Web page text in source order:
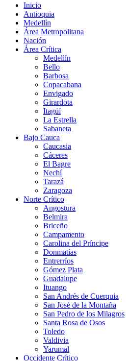
Inicio
Antioquia
Medellín
Área Metropolitana
Nación
Área Crítica
Medellín
Bello
Barbosa
Copacabana
Envigado
Girardota
Itagüí
La Estrella
Sabaneta
Bajo Cauca
Caucasia
Cáceres
El Bagre
Nechí
Tarazá
Zaragoza
Norte Crítico
Angostura
Belmira
Briceño
Campamento
Carolina del Príncipe
Donmatías
Entrerríos
Gómez Plata
Guadalupe
Ituango
San Andrés de Cuerquia
San José de la Montaña
San Pedro de los Milagros
Santa Rosa de Osos
Toledo
Valdivia
Yarumal
Occidente Crítico